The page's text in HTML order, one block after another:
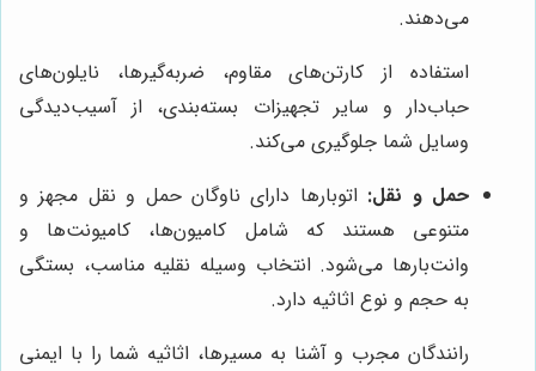
می‌دهند.
استفاده از کارتن‌های مقاوم، ضربه‌گیرها، نایلون‌های
حباب‌دار و سایر تجهیزات بسته‌بندی، از آسیب‌دیدگی
وسایل شما جلوگیری می‌کند.
حمل و نقل: اتوبارها دارای ناوگان حمل و نقل مجهز و
متنوعی هستند که شامل کامیون‌ها، کامیونت‌ها و
وانت‌بارها می‌شود. انتخاب وسیله نقلیه مناسب، بستگی
به حجم و نوع اثاثیه دارد.
رانندگان مجرب و آشنا به مسیرها، اثاثیه شما را با ایمنی